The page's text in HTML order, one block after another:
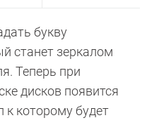
букву
станет зеркалом
Теперь при
дисков появится
которому будет